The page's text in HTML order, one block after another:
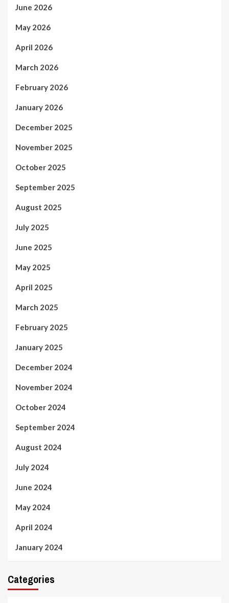
June 2026
May 2026
April 2026
March 2026
February 2026
January 2026
December 2025
November 2025
October 2025
September 2025
August 2025
July 2025
June 2025
May 2025
April 2025
March 2025
February 2025
January 2025
December 2024
November 2024
October 2024
September 2024
August 2024
July 2024
June 2024
May 2024
April 2024
January 2024
Categories